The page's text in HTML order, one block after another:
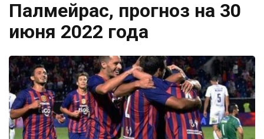
Палмейрас, прогноз на 30
июня 2022 года